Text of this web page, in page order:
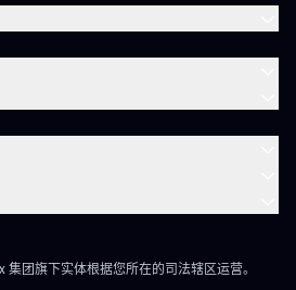
集团旗下实体根据您所在的司法辖区运营。